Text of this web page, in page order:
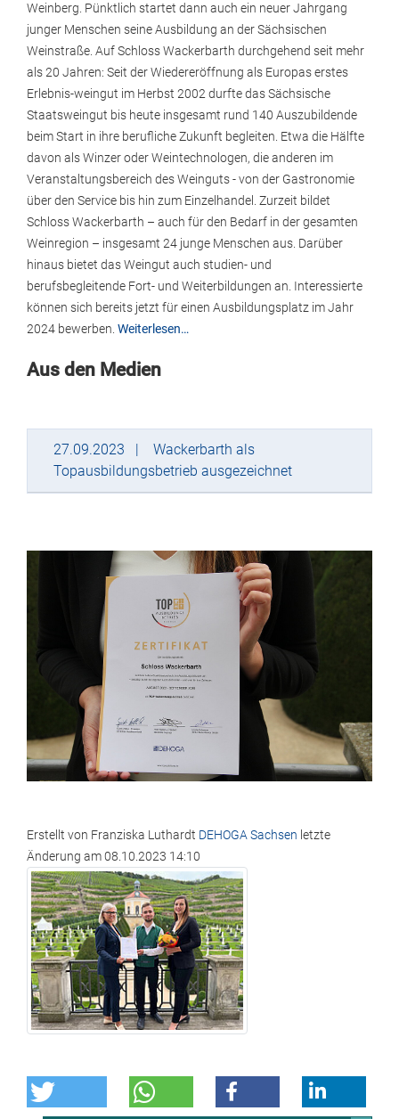
Weinberg. Pünktlich startet dann auch ein neuer Jahrgang
junger Menschen seine Ausbildung an der Sächsischen
Weinstraße. Auf Schloss Wackerbarth durchgehend seit mehr
als 20 Jahren: Seit der Wiedereröffnung als Europas erstes
Erlebnis-weingut im Herbst 2002 durfte das Sächsische
Staatsweingut bis heute insgesamt rund 140 Auszubildende
beim Start in ihre berufliche Zukunft begleiten. Etwa die Hälfte
davon als Winzer oder Weintechnologen, die anderen im
Veranstaltungsbereich des Weinguts - von der Gastronomie
über den Service bis hin zum Einzelhandel. Zurzeit bildet
Schloss Wackerbarth – auch für den Bedarf in der gesamten
Weinregion – insgesamt 24 junge Menschen aus. Darüber
hinaus bietet das Weingut auch studien- und
berufsbegleitende Fort- und Weiterbildungen an. Interessierte
können sich bereits jetzt für einen Ausbildungsplatz im Jahr
2024 bewerben. Weiterlesen…
Aus den Medien
27.09.2023
Wackerbarth als
Topausbildungsbetrieb ausgezeichnet
Erstellt von Franziska Luthardt DEHOGA Sachsen letzte
Änderung am08.10.2023 14:10